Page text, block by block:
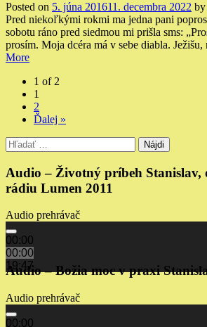
Posted on 5. júna 201611. decembra 2022 by
Pred niekoľkými rokmi ma jedna pani
sobotu ráno pred siedmou mi prišla sms:
prosím. Moja dcéra má v sebe diabla. Ježišu,
More
1 of 2
1
2
Ďalej »
Hľadať:
Audio – Životný príbeh Stanislav,
rádiu Lumen 2011
Audio prehrávač
00:00
00:00
19:47
Audio – Božia moc v praxi
Audio prehrávač
00:00